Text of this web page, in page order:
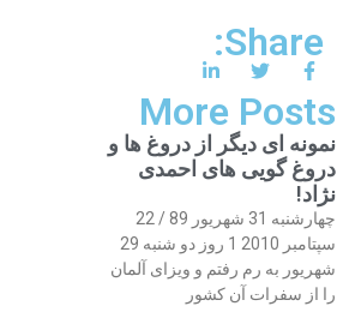
Share:
More Posts
نمونه ای دیگر از دروغ ها و
دروغ گویی های احمدی
نژاد!
چهارشنبه 31 شهریور 89 / 22
سپتامبر 2010 1 روز دو شنبه 29
شهریور به رم رفتم و ویزای آلمان
را از سفرات آن کشور